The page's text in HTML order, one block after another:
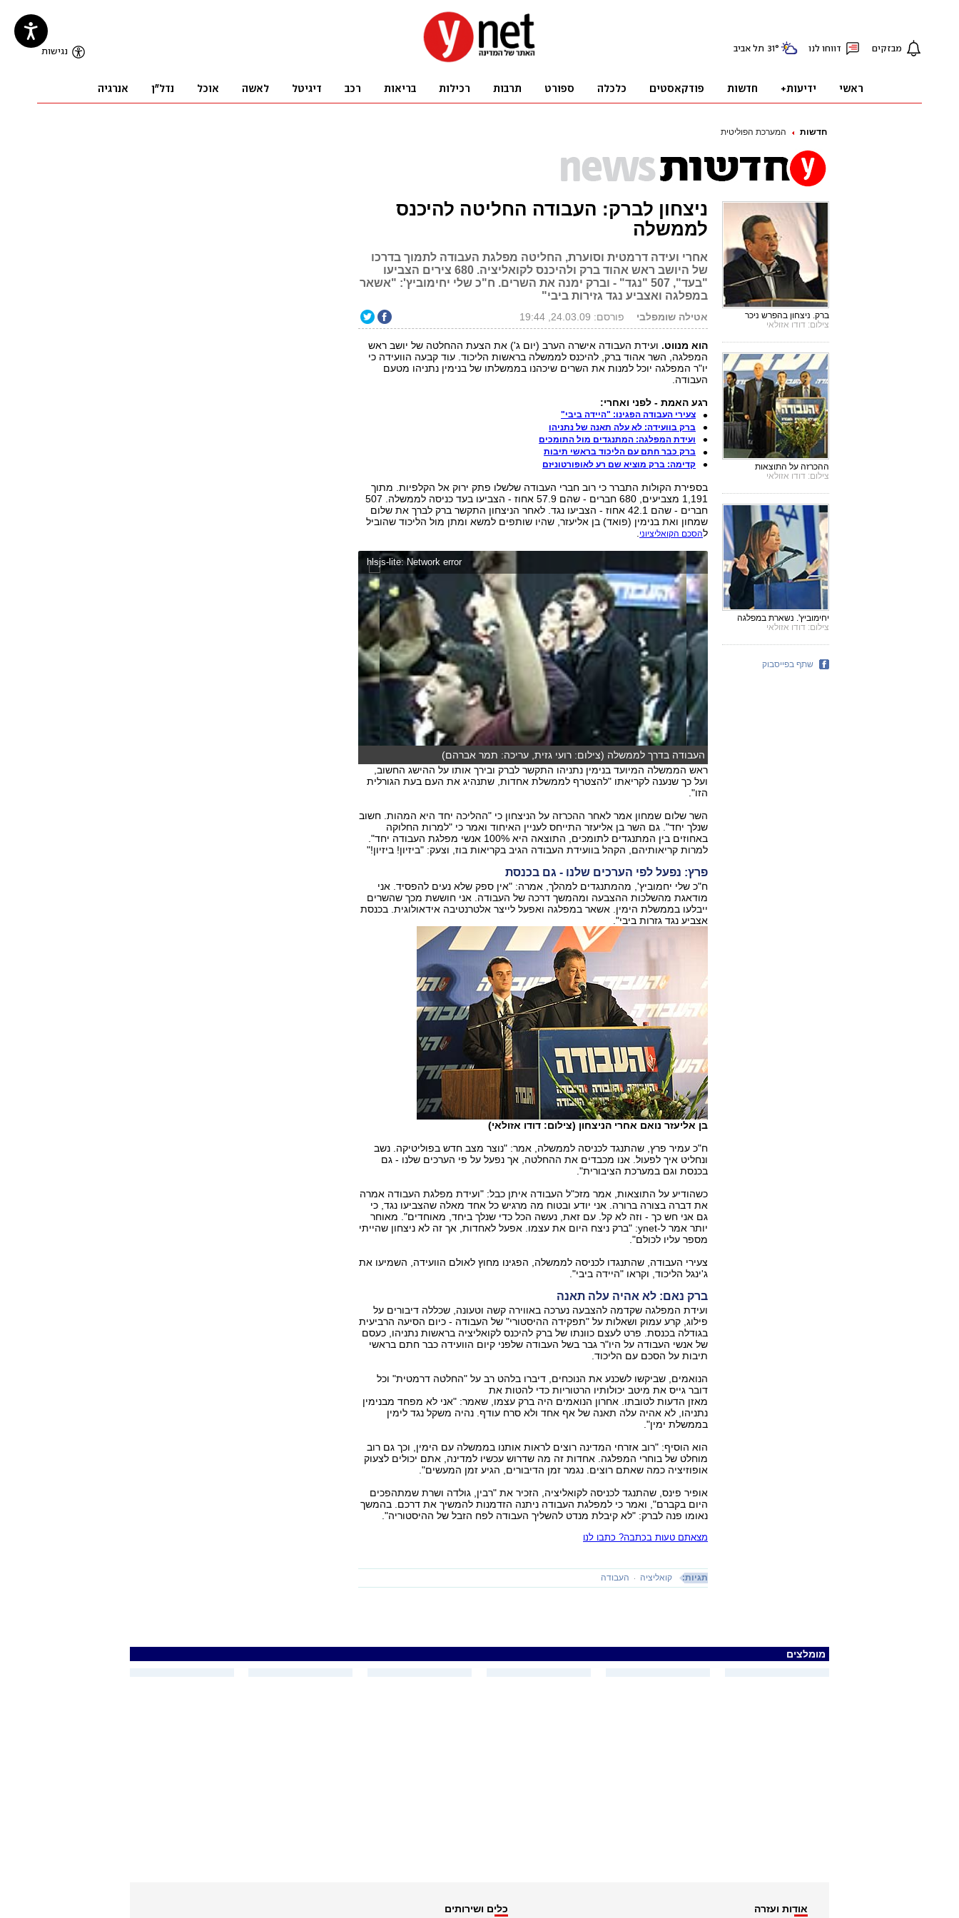
חדשות המערכת הפוליטית
ניצחון לברק: העבודה החליטה להיכנס
לממשלה
אחרי ועידה דרמטית וסוערת, החליטה מפלגת העבודה לתמוך בדרכו
של היושב ראש אהוד ברק ולהיכנס לקואליציה. 680 צירים הצביעו
"בעד", 507 "נגד" - וברק ימנה את השרים. ח"כ שלי יחימוביץ': "אשאר
במפלגה ואצביע נגד גזירות ביבי"
אטילה שומפלבי פורסם: 24.03.09, 19:44
הוא מנווט. ועידת העבודה אישרה הערב (יום ג') את הצעת ההחלטה של יושב ראש
המפלגה, השר אהוד ברק, להיכנס לממשלה בראשות הליכוד. עוד קבעה הוועידה כי
יו"ר המפלגה יוכל למנות את השרים שיכהנו בממשלתו של בנימין נתניהו מטעם
העבודה.
רגע האמת - לפני ואחרי:
צעירי העבודה הפגינו: "היידה ביבי"
ברק בוועידה: לא עלה תאנה של נתניהו
ועידת המפלגה: המתנגדים מול התומכים
ברק כבר חתם עם הליכוד בראשי תיבות
קדימה: ברק מוציא שם רע לאופורטוניזם
בספירת הקולות התברר כי רוב חברי העבודה שלשלו פתק ירוק אל הקלפיות. מתוך
1,191 מצביעים, 680 חברים - שהם 57.9 אחוז - הצביעו בעד כניסה לממשלה. 507
חברים - שהם 42.1 אחוז - הצביעו נגד. לאחר הניצחון התקשר ברק לברך את שלום
שמחון ואת בנימין (פואד) בן אליעזר, שהיו שותפים למשא ומתן מול הליכוד שהוביל
להסכם הקואליציוני
hlsjs-lite: Network error
העבודה בדרך לממשלה (צילום: רועי גזית, עריכה: תמר אברהם)
ראש הממשלה המיועד בנימין נתניהו התקשר לברק ובירך אותו על ההישג החשוב,
ועל כך שנענה לקריאתו "להצטרף לממשלת אחדות, שתנהיג את העם בעת הגורלית
הזו".
השר שלום שמחון אמר לאחר ההכרזה על הניצחון כי "ההליכה יחד היא המהות. חשוב
שנלך יחד". גם השר בן אליעזר התייחס לעניין האיחוד ואמר כי "למרות החלוקה
באחוזים בין המתנגדים לתומכים, התוצאה היא 100% אנשי מפלגת העבודה יחד".
למרות קריאותיהם, הקהל בוועידת העבודה הגיב בקריאות בוז, וצעק: "ביזיון! ביזיון!"
פרץ: נפעל לפי הערכים שלנו - גם בכנסת
ח"כ שלי יחמוביץ', מהמתנגדים למהלך, אמרה: "אין ספק שלא נעים להפסיד. אני
מודאגת מהשלכות ההצבעה ומהמשך דרכה של העבודה. אני חוששת מכך שהשרים
ייבלעו בממשלת הימין. אשאר במפלגה ואפעל לייצר אלטרנטיבה אידאולוגית. בכנסת
אצביע נגד גזרות ביבי".
בן אליעזר נואם אחרי הניצחון (צילום: דודו אזולאי)
ח"כ עמיר פרץ, שהתנגד לכניסה לממשלה, אמר: "נוצר מצב חדש בפוליטיקה. נשב
ונחליט איך לפעול. אנו מכבדים את ההחלטה, אך נפעל על פי הערכים שלנו - גם
בכנסת וגם במערכת הציבורית".
כשהודיע על התוצאות, אמר מזכ"ל העבודה איתן כבל: "ועידת מפלגת העבודה אמרה
את דברה בצורה ברורה. אני יודע ובטוח מה מרגיש כל אחד מאלה שהצביעו נגד, כי
גם אני חש כך - וזה לא קל. עם זאת, נעשה הכל כדי שנלך ביחד, מאוחדים". מאוחר
יותר אמר ל-ynet: "ברק ניצח היום את עצמו. אפעל לאחדות, אך זה לא ניצחון שהייתי
מספר עליו לכולם".
צעירי העבודה, שהתנגדו לכניסה לממשלה, הפגינו מחוץ לאולם הוועידה, השמיעו את
ג'ינגל הליכוד, וקראו "היידה ביבי".
ברק נאם: לא אהיה עלה תאנה
ועידת המפלגה שקדמה להצבעה נערכה באווירה קשה וטעונה, שכללה דיבורים על
פילוג, קרע עמוק ושאלות על "תפקידה ההיסטורי" של העבודה - כיום הסיעה הרביעית
בגודלה בכנסת. פרט לעצם כוונתו של ברק להיכנס לקואליציה בראשות נתניהו, כעסם
של אנשי העבודה על היו"ר גבר בשל העבודה שלפני קיום הוועידה כבר חתם בראשי
תיבות על הסכם עם הליכוד.
הנואמים, שביקשו לשכנע את הנוכחים, דיברו בלהט רב על "החלטה דרמטית" וכל
דובר גייס את מיטב יכולותיו הרטוריות כדי להטות את
מאזן הדעות לטובתו. אחרון הנואמים היה ברק עצמו, שאמר: "אני לא מפחד מבנימין
נתניהו, לא אהיה עלה תאנה של אף אחד ולא סרח עודף. נהיה משקל נגד לימין
בממשלת ימין".
הוא הוסיף: "רוב אזרחי המדינה רוצים לראות אותנו בממשלה עם הימין, וכך גם רוב
מוחלט של בוחרי המפלגה. אחדות זה מה שדרוש עכשיו למדינה, אתם יכולים לצעוק
אופוזיציה כמה שאתם רוצים. נגמר זמן הדיבורים, הגיע זמן המעשים".
אופיר פינס, שהתנגד לכניסה לקואליציה, הזכיר את "רבין, גולדה ושרת שמתהפכים
היום בקברם", ואמר כי למפלגת העבודה ניתנה הזדמנות להמשיך את דרכם. בהמשך
נאומו פנה לברק: "לא קיבלת מנדט להשליך העבודה לפח הזבל של ההיסטוריה".
מצאתם טעות בכתבה? כתבו לנו
תגיות: קואליציה העבודה
ברק. ניצחון בהפרש ניכר
צילום: דודו אזולאי
ההכרזה על התוצאות
צילום: דודו אזולאי
יחימוביץ'. נשארת במפלגה
צילום: דודו אזולאי
שתף בפייסבוק
מומלצים
אודות ועזרה כלים ושירותים